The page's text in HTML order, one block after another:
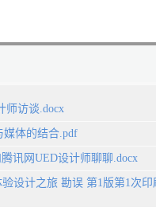
师访谈.docx
媒体的结合.pdf
讯网UED设计师聊聊.docx
设计之旅 勘误 第1版第1次印